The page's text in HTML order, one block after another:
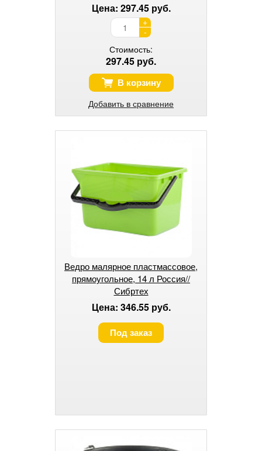
Цена: 297.45 руб.
+
-
Стоимость:
297.45 руб.
В корзину
Добавить в сравнение
Ведро малярное пластмассовое,
прямоугольное, 14 л Россия//
Сибртех
Цена: 346.55 руб.
Под заказ